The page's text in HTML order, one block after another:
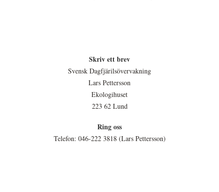
Skriv ett brev
Svensk Dagfjärilsövervakning
Lars Pettersson
Ekologihuset
223 62 Lund
Ring oss
Telefon: 046-222 3818 (Lars Pettersson)